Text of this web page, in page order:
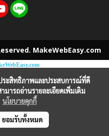
MakeWebEasy.com
ระสิทธิภาพและประสบการณ์ที่ดี
มารถอ่านรายละเอียดเพิ่มเติม
นโยบายคุกกี้
ยอมรับทั้งหมด